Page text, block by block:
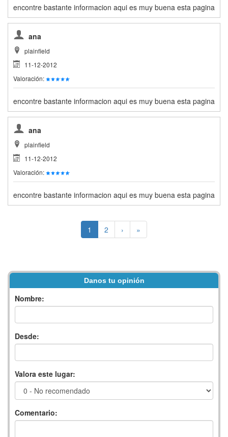
encontre bastante informacion aqui es muy buena esta pagina
ana
plainfield
11-12-2012
Valoración:
encontre bastante informacion aqui es muy buena esta pagina
ana
plainfield
11-12-2012
Valoración:
encontre bastante informacion aqui es muy buena esta pagina
1 2 › »
Danos tu opinión
Nombre:
Desde:
Valora este lugar:
Comentario: